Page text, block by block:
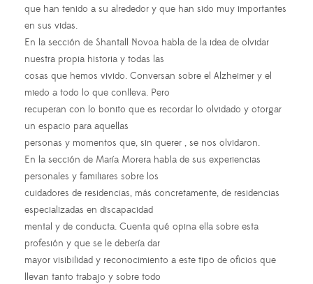
que han tenido a su alrededor y que han sido muy importantes
en sus vidas.
En la sección de Shantall Novoa habla de la idea de olvidar
nuestra propia historia y todas las
cosas que hemos vivido. Conversan sobre el Alzheimer y el
miedo a todo lo que conlleva. Pero
recuperan con lo bonito que es recordar lo olvidado y otorgar
un espacio para aquellas
personas y momentos que, sin querer , se nos olvidaron.
En la sección de María Morera habla de sus experiencias
personales y familiares sobre los
cuidadores de residencias, más concretamente, de residencias
especializadas en discapacidad
mental y de conducta. Cuenta qué opina ella sobre esta
profesión y que se le debería dar
mayor visibilidad y reconocimiento a este tipo de oficios que
llevan tanto trabajo y sobre todo